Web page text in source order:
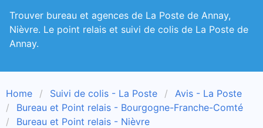
Trouver bureau et agences de La Poste de Annay,
Nièvre. Le point relais et suivi de colis de La Poste de
Annay.
Home Suivi de colis - La Poste
Avis - La Poste
Bureau et Point relais - Bourgogne-Franche-Comté
Bureau et Point relais - Nièvre